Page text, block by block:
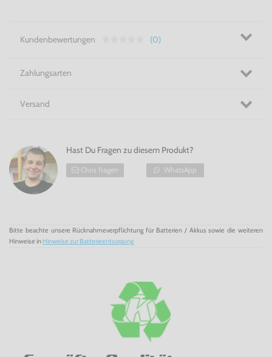
Kundenbewertungen (0)
Zahlungsarten
Versand
Hast Du Fragen zu diesem Produkt?
Chris fragen WhatsApp
Bitte beachte unsere Rücknahmeverpflichtung für Batterien / Akkus sowie die weiteren
Hinweise in Hinweise zur Batterieentsorgung